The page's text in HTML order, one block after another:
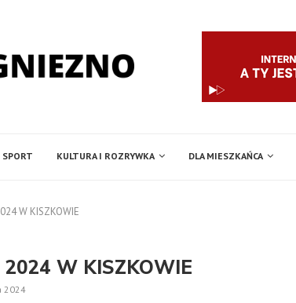
SPORT KULTURA I ROZRYWKA DLA MIESZKAŃCA
W KISZKOWIE
2024 W KISZKOWIE
2024